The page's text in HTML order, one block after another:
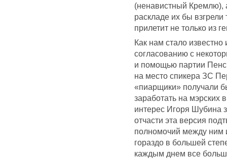
(ненавистный Кремлю),
раскладе их бы
прилетит не только из
Как нам стало
согласованию с
и помощью партии
на место спикера ЗС
«пиарщики» получали
заработать на мэрских
интерес Игоря Шубина
отчасти эта версия
полномочий между ним
гораздо в большей
каждым днем все